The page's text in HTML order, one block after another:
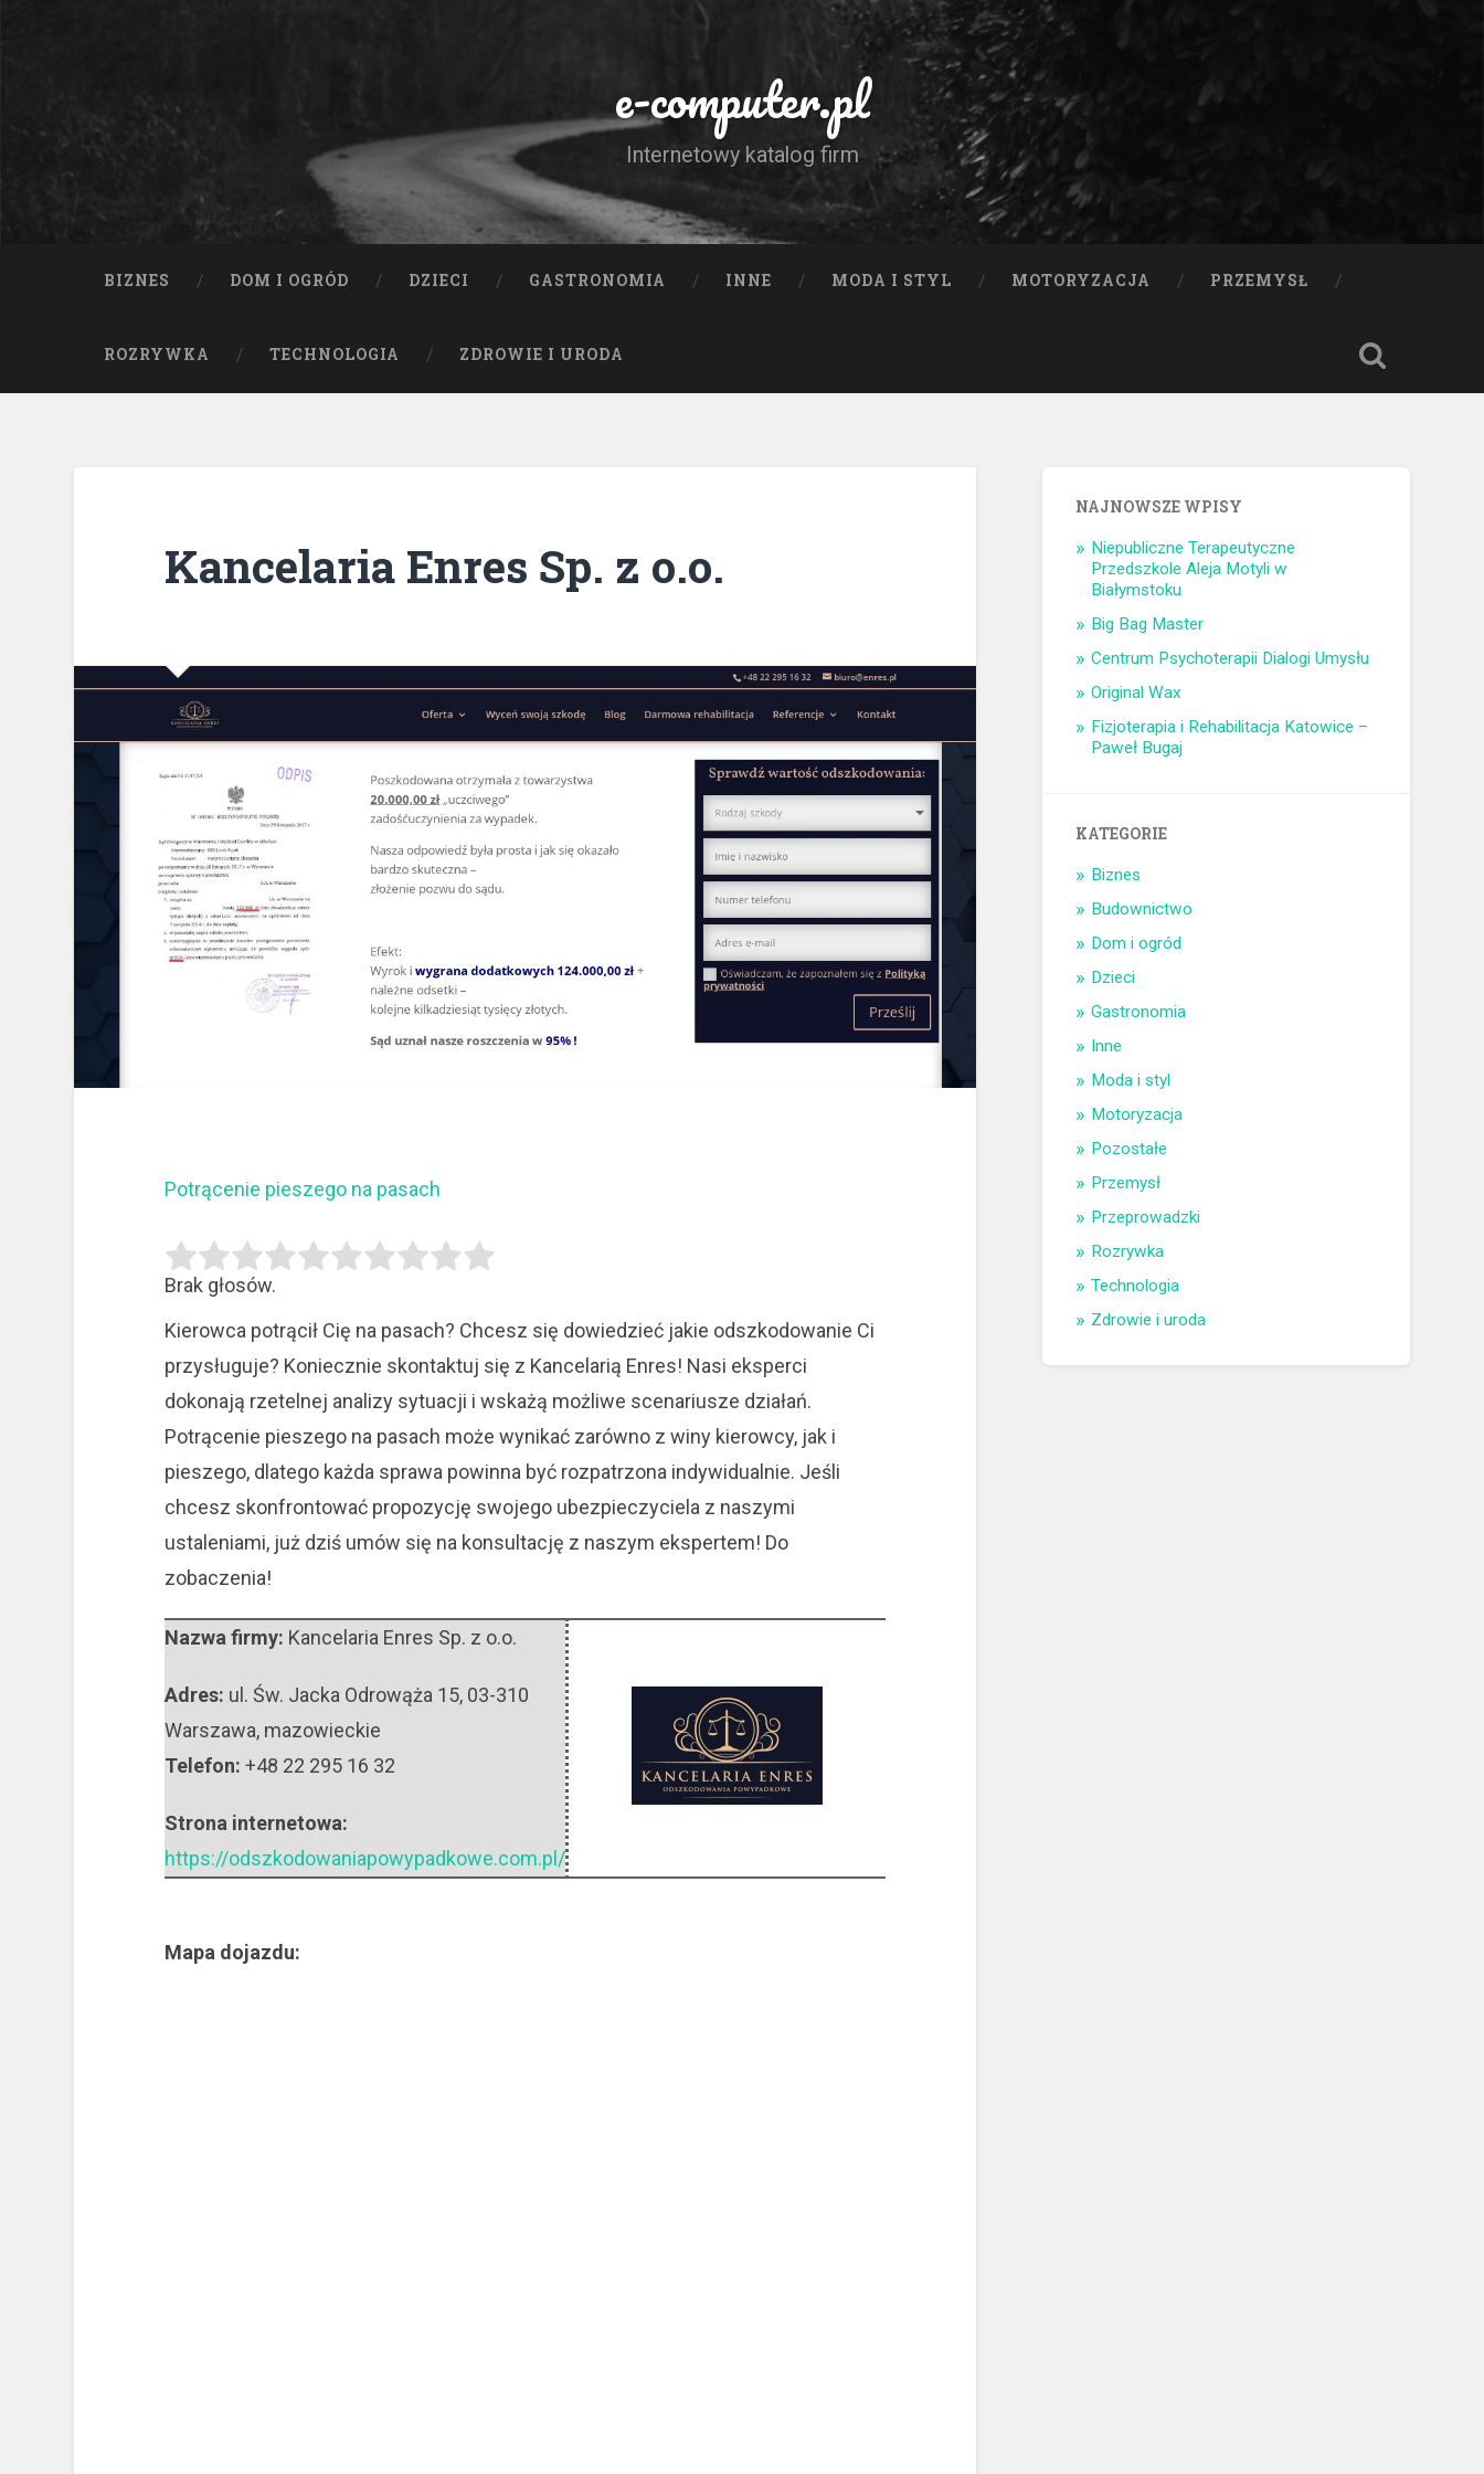
e-computer.pl
Internetowy katalog firm
BIZNES DOM I OGRÓD DZIECI GASTRONOMIA INNE MODA I STYL MOTORYZACJA PRZEMYSŁ
ROZRYWKA TECHNOLOGIA ZDROWIE I URODA
Kancelaria Enres Sp. z o.o.
Potrącenie pieszego na pasach
Brak głosów.
Kierowca potrącił Cię na pasach? Chcesz się dowiedzieć jakie odszkodowanie Ci
przysługuje? Koniecznie skontaktuj się z Kancelarią Enres! Nasi eksperci
dokonają rzetelnej analizy sytuacji i wskażą możliwe scenariusze działań.
Potrącenie pieszego na pasach może wynikać zarówno z winy kierowcy, jak i
pieszego, dlatego każda sprawa powinna być rozpatrzona indywidualnie. Jeśli
chcesz skonfrontować propozycję swojego ubezpieczyciela z naszymi
ustaleniami, już dziś umów się na konsultację z naszym ekspertem! Do
zobaczenia!
Nazwa firmy: Kancelaria Enres Sp. z o.o.
Adres: ul. Św. Jacka Odrowąża 15, 03-310
Warszawa, mazowieckie
Telefon: +48 22 295 16 32
Strona internetowa:
https://odszkodowaniapowypadkowe.com.pl/
Mapa dojazdu:
NAJNOWSZE WPISY
Niepubliczne Terapeutyczne
Przedszkole Aleja Motyli w
Białymstoku
Big Bag Master
Centrum Psychoterapii Dialogi Umysłu
Original Wax
Fizjoterapia i Rehabilitacja Katowice –
Paweł Bugaj
KATEGORIE
Biznes
Budownictwo
Dom i ogród
Dzieci
Gastronomia
Inne
Moda i styl
Motoryzacja
Pozostałe
Przemysł
Przeprowadzki
Rozrywka
Technologia
Zdrowie i uroda